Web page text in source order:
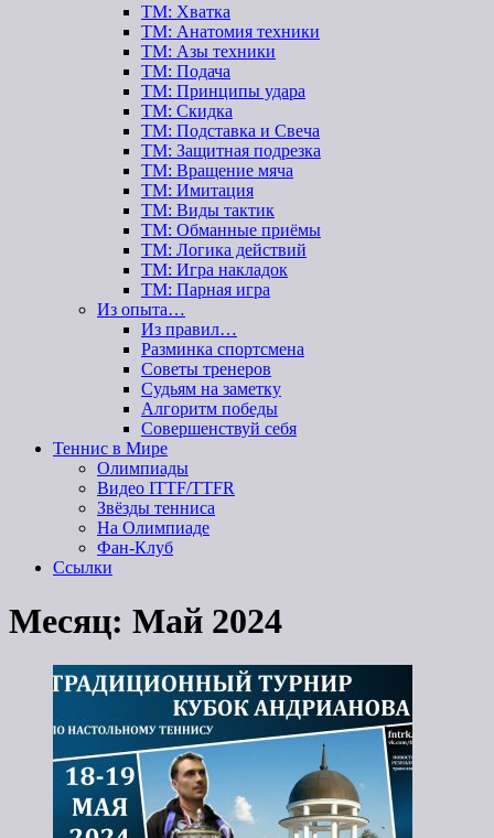
ТМ: Хватка
ТМ: Анатомия техники
ТМ: Азы техники
ТМ: Подача
ТМ: Принципы удара
ТМ: Скидка
ТМ: Подставка и Свеча
ТМ: Защитная подрезка
ТМ: Вращение мяча
ТМ: Имитация
ТМ: Виды тактик
ТМ: Обманные приёмы
ТМ: Логика действий
ТМ: Игра накладок
ТМ: Парная игра
Из опыта…
Из правил…
Разминка спортсмена
Советы тренеров
Судьям на заметку
Алгоритм победы
Совершенствуй себя
Теннис в Мире
Олимпиады
Видео ITTF/TTFR
Звёзды тенниса
На Олимпиаде
Фан-Клуб
Ссылки
Месяц: Май 2024